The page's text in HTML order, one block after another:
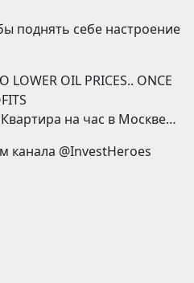
поднять себе настроение
LOWER OIL PRICES.. ONCE
на час в Москве…
канала @InvestHeroes